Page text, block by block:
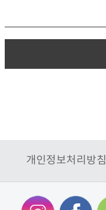
개인정보처리방침